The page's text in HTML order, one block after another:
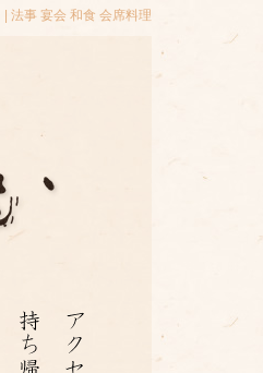
法事 宴会 和食 会席料理